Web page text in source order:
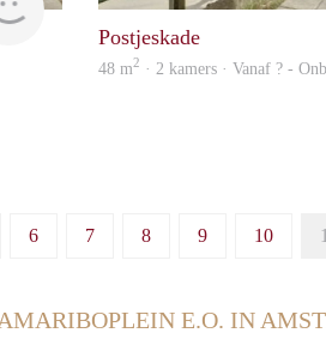
Postjeskade
48 m2 · 2 kamers · Vanaf ? -
6 7 8 9 10
E.O. IN